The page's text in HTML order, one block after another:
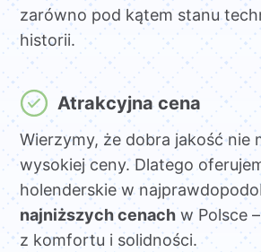
zarówno pod kątem stanu
historii.
Atrakcyjna cena
Wierzymy, że dobra jakość nie
wysokiej ceny. Dlatego
holenderskie w
najniższych cenachw Polsce
z komfortu i solidności.